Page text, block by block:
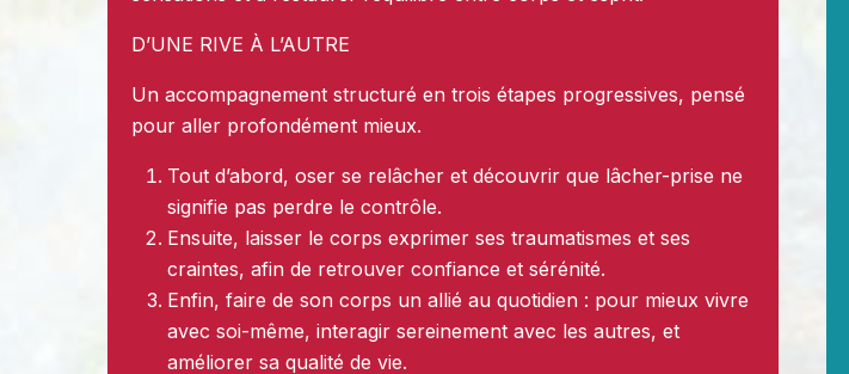
D’UNE RIVE À L’AUTRE
Un accompagnement structuré en trois étapes progressives, pensé
pour aller profondément mieux.
Tout d’abord, oser se relâcher et découvrir que lâcher-prise ne
signifie pas perdre le contrôle.
Ensuite, laisser le corps exprimer ses traumatismes et ses
craintes, afin de retrouver confiance et sérénité.
Enfin, faire de son corps un allié au quotidien : pour mieux vivre
avec soi-même, interagir sereinement avec les autres, et
améliorer sa qualité de vie.